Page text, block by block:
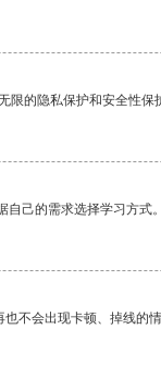
限的隐私保护和安全性保
己的需求选择学习方式
不会出现卡顿、掉线的